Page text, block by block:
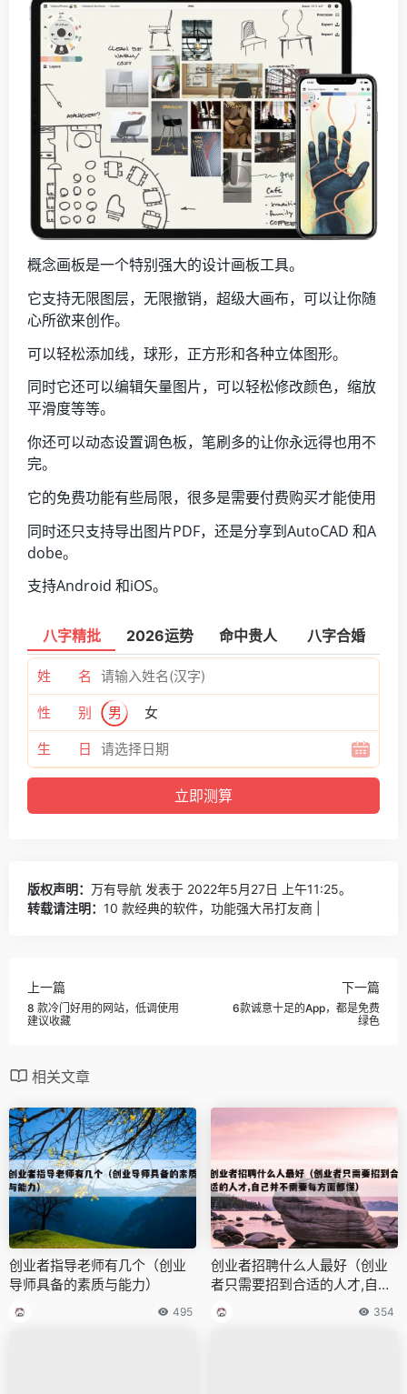
概念画板是一个特别强大的设计画板工具。
它支持无限图层，无限撤销，超级大画布，可以让你随
心所欲来创作。
可以轻松添加线，球形，正方形和各种立体图形。
同时它还可以编辑矢量图片，可以轻松修改颜色，缩放
平滑度等等。
你还可以动态设置调色板，笔刷多的让你永远得也用不
完。
它的免费功能有些局限，很多是需要付费购买才能使用
同时还只支持导出图片PDF，还是分享到AutoCAD 和A
dobe。
支持Android 和iOS。
八字精批 2026运势 命中贵人 八字合婚
姓 名
性 别 男 女
生 日
版权声明： 万有导航 发表于 2022年5月27日 上午11:25。
转载请注明： 10 款经典的软件，功能强大吊打友商 |
上一篇
8 款冷门好用的网站，低调使用
建议收藏
下一篇
6款诚意十足的App，都是免费
绿色
相关文章
创业者指导老师有几个（创业
导师具备的素质与能力）
495
创业者招聘什么人最好（创业
者只需要招到合适的人才,自己
354